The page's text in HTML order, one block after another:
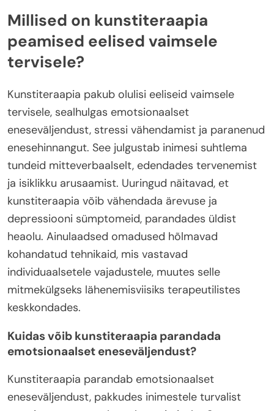
Millised on kunstiteraapia
peamised eelised vaimsele
tervisele?
Kunstiteraapia pakub olulisi eeliseid vaimsele
tervisele, sealhulgas emotsionaalset
eneseväljendust, stressi vähendamist ja paranenud
enesehinnangut. See julgustab inimesi suhtlema
tundeid mitteverbaalselt, edendades tervenemist
ja isiklikku arusaamist. Uuringud näitavad, et
kunstiteraapia võib vähendada ärevuse ja
depressiooni sümptomeid, parandades üldist
heaolu. Ainulaadsed omadused hõlmavad
kohandatud tehnikaid, mis vastavad
individuaalsetele vajadustele, muutes selle
mitmekülgseks lähenemisviisiks terapeutilistes
keskkondades.
Kuidas võib kunstiteraapia parandada
emotsionaalset eneseväljendust?
Kunstiteraapia parandab emotsionaalset
eneseväljendust, pakkudes inimestele turvalist